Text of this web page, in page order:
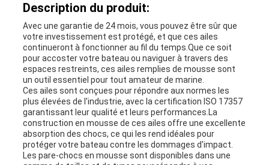
SITE
PRIVACY
POLICY
Description du produit:
Avec une garantie de 24 mois, vous pouvez être sûr que
votre investissement est protégé, et que ces ailes
continueront à fonctionner au fil du temps.Que ce soit
pour accoster votre bateau ou naviguer à travers des
espaces restreints, ces ailes remplies de mousse sont
un outil essentiel pour tout amateur de marine.
Ces ailes sont conçues pour répondre aux normes les
plus élevées de l'industrie, avec la certification ISO 17357
garantissant leur qualité et leurs performances.La
construction en mousse de ces ailes offre une excellente
absorption des chocs, ce qui les rend idéales pour
protéger votre bateau contre les dommages d'impact.
Les pare-chocs en mousse sont disponibles dans une